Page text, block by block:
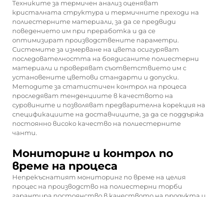
Техниките за термичен анализ оценяват
кристалната структура и термичните преходи на
полиестерните материали, за да се предвиди
поведението им при преработка и да се
оптимизират производствените параметри.
Системите за измерване на цвета осигуряват
последователността на боядисаните полиестерни
материали и проверяват съответствието им с
установените цветови стандарти и допуски.
Методите за статистичен контрол на процеса
проследяват тенденциите в качеството на
суровините и позволяват предварителна корекция на
спецификациите на доставчиците, за да се поддържа
постоянно високо качество на полиестерните
чанти.
Мониторинг и контрол по
време на процеса
Непрекъснатият мониторинг по време на целия
процес на производство на полиестерни торби